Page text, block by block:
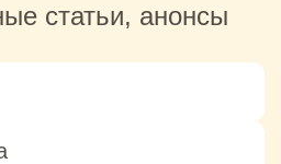
статьи, анонсы